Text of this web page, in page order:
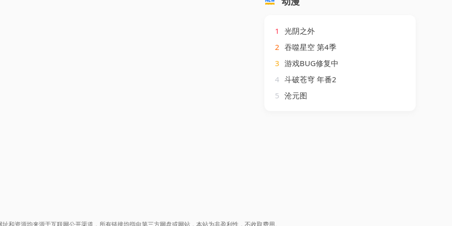
1
光阴之外
2 吞噬星空 第4季
3 游戏BUG修复中
4 斗破苍穹 年番2
5 沧元图
和资源均来源于互联网公开渠道，所有链接均指向第三方网盘或网站，本站为非盈利性，不收取费用。